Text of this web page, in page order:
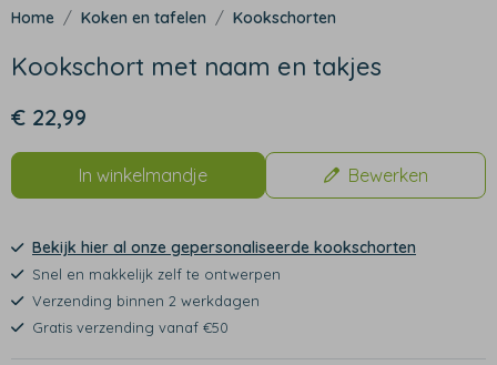
Koken en tafelen Kookschorten
Kookschort met naam en takjes
€ 22,99
In winkelmandje Bewerken
Bekijk hier al onze gepersonaliseerde kookschorten
Snel en makkelijk zelf te ontwerpen
Verzending binnen 2 werkdagen
Gratis verzending vanaf €50